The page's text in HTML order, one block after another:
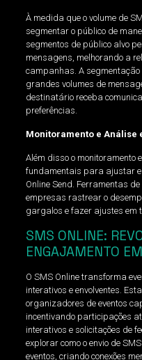
À medida que o volume de
segmentar o público de
segmentos de público alvo
mensagens, melhorando a
campanhas. A
grandes volumes de
destinatário receba
preferências.
Monitoramento e Análise
Além disso o monitoramento
fundamentais para ajustar
Online Send. Ferramentas
empresas rastrear o
gargalos e fazer ajustes em
SMS ONLINE:
ENGAJAMENTO
O SMS Online transforma
interativos e envolventes.
organizadores de eventos
incentivando participações
interativos e solicitações de
explorar como o envio de
eventos, criando conexões